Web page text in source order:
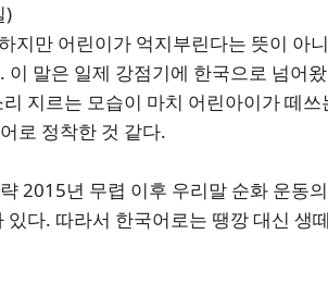
)
지만 어린이가 억지부린다는 뜻이 아
말은 일제 강점기에 한국으로 넘어
지르는 모습이 마치 어린아이가 떼
로 정착한 것 같다.
2015년 무렵 이후 우리말 순화 운동
다. 따라서 한국어로는 땡깡 대신 생